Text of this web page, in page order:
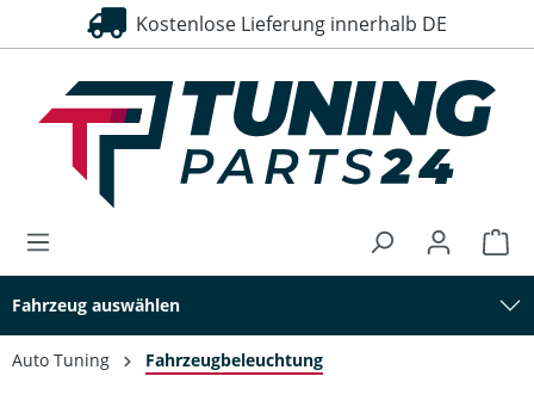
springen Kostenlose Lieferung innerhalb DE
Fahrzeug auswählen
Auto Tuning Fahrzeugbeleuchtung